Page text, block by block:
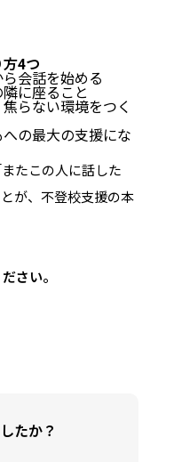
4つ
会話を始める
に座ること
らない環境をつく
の最大の支援にな
たこの人に話した
が、不登校支援の本
さい。
たか？